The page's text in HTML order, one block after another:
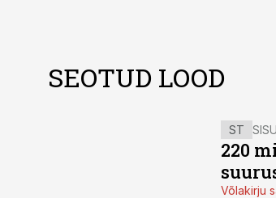
SEOTUD LOOD
ST
220
Võlakirju